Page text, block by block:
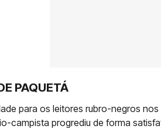
PAQUETÁ
para os leitores rubro-negros
campista progrediu de forma